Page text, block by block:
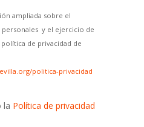
ampliada sobre el
y el ejercicio de
de privacidad de
politica-privacidad
la Política de privacidad